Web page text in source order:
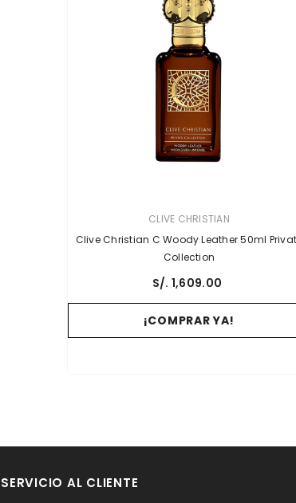
CLIVE CHRISTIAN
Clive Christian C Woody Leather 50ml
Collection
S/. 1,609.00
¡COMPRAR YA!
SERVICIO AL CLIENTE